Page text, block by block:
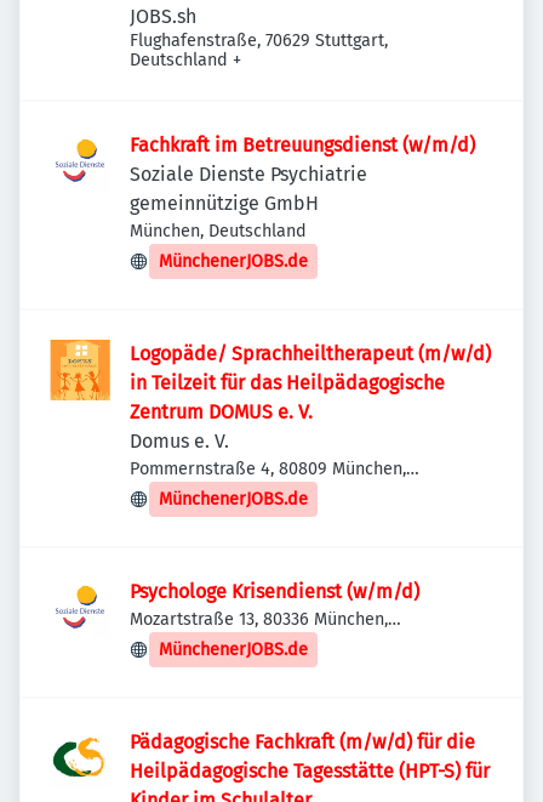
JOBS.sh
Flughafenstraße, 70629 Stuttgart,
Deutschland +
Fachkraft im Betreuungsdienst (w/m/d)
Soziale Dienste Psychiatrie
gemeinnützige GmbH
München, Deutschland
MünchenerJOBS.de
Logopäde/ Sprachheiltherapeut (m/w/d)
in Teilzeit für das Heilpädagogische
Zentrum DOMUS e. V.
Domus e. V.
Pommernstraße 4, 80809 München,
Deutschland
MünchenerJOBS.de
Psychologe Krisendienst (w/m/d)
Mozartstraße 13, 80336 München,
Deutschland
MünchenerJOBS.de
Pädagogische Fachkraft (m/w/d) für die
Heilpädagogische Tagesstätte (HPT-S) für